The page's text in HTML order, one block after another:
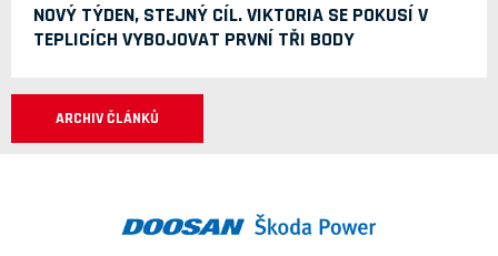
NOVÝ TÝDEN, STEJNÝ CÍL. VIKTORIA SE POKUSÍ V
TEPLICÍCH VYBOJOVAT PRVNÍ TŘI BODY
ARCHIV ČLÁNKŮ